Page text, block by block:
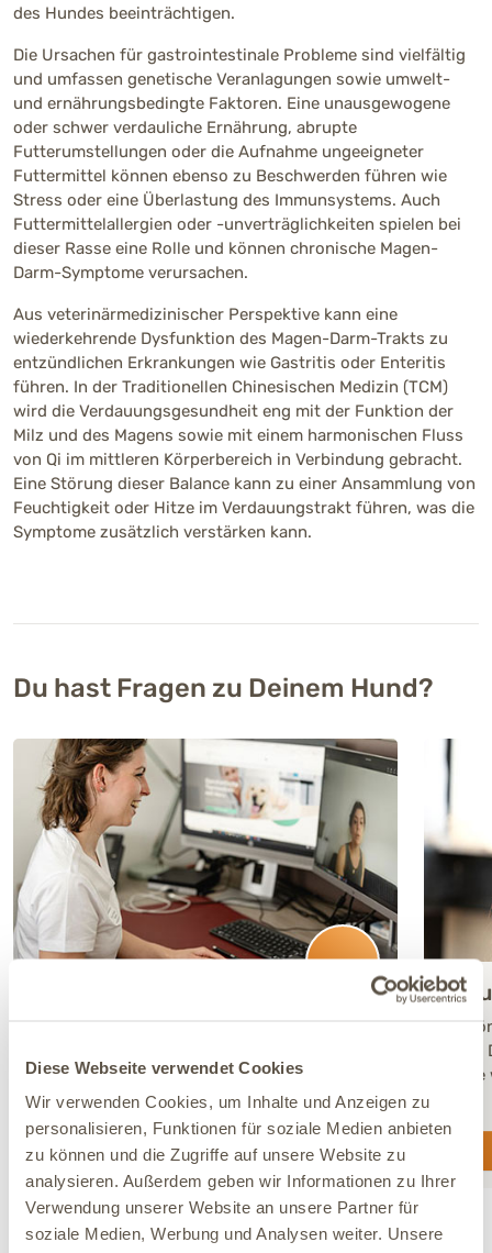
Diese Webseite verwendet Cookies
Wir verwenden Cookies, um Inhalte und Anzeigen zu
personalisieren, Funktionen für soziale Medien anbieten
zu können und die Zugriffe auf unsere Website zu
analysieren. Außerdem geben wir Informationen zu Ihrer
Verwendung unserer Website an unsere Partner für
soziale Medien, Werbung und Analysen weiter. Unsere
des Hundes beeinträchtigen.
Die Ursachen für gastrointestinale Probleme sind vielfältig
und umfassen genetische Veranlagungen sowie umwelt-
und ernährungsbedingte Faktoren. Eine unausgewogene
oder schwer verdauliche Ernährung, abrupte
Futterumstellungen oder die Aufnahme ungeeigneter
Futtermittel können ebenso zu Beschwerden führen wie
Stress oder eine Überlastung des Immunsystems. Auch
Futtermittelallergien oder -unverträglichkeiten spielen bei
dieser Rasse eine Rolle und können chronische Magen-
Darm-Symptome verursachen.
Aus veterinärmedizinischer Perspektive kann eine
wiederkehrende Dysfunktion des Magen-Darm-Trakts zu
entzündlichen Erkrankungen wie Gastritis oder Enteritis
führen. In der Traditionellen Chinesischen Medizin (TCM)
wird die Verdauungsgesundheit eng mit der Funktion der
Milz und des Magens sowie mit einem harmonischen Fluss
von Qi im mittleren Körperbereich in Verbindung gebracht.
Eine Störung dieser Balance kann zu einer Ansammlung von
Feuchtigkeit oder Hitze im Verdauungstrakt führen, was die
Symptome zusätzlich verstärken kann.
Du hast Fragen zu Deinem Hund?
per Video oder Telefon. Persönlich, fundiert
und mit individuellem Gesundheitsplan.
Jetzt Termin buchen